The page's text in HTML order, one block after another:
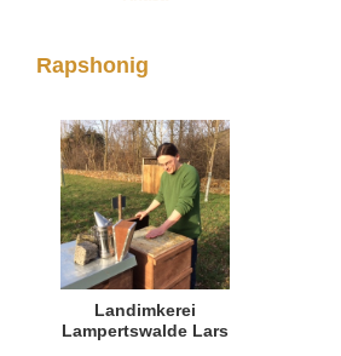
Rapshonig
Landimkerei
Lampertswalde Lars